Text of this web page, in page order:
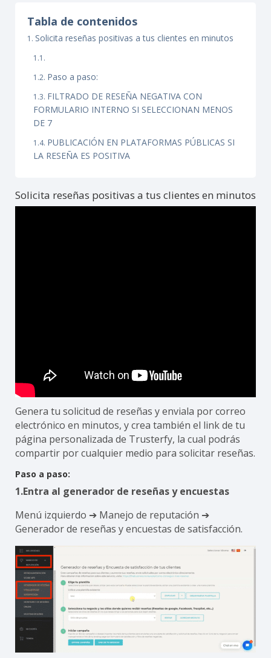
Tabla de contenidos
Solicita reseñas positivas a tus clientes en minutos
Paso a paso:
FILTRADO DE RESEÑA NEGATIVA CON
FORMULARIO INTERNO SI SELECCIONAN MENOS
DE 7
PUBLICACIÓN EN PLATAFORMAS PÚBLICAS SI
LA RESEÑA ES POSITIVA
Solicita reseñas positivas a tus clientes en minutos
Genera tu solicitud de reseñas y enviala por correo
electrónico en minutos, y crea también el link de tu
página personalizada de Trusterfy, la cual podrás
compartir por cualquier medio para solicitar reseñas.
Paso a paso:
1.Entra al generador de reseñas y encuestas
Menú izquierdo ➔ Manejo de reputación ➔
Generador de reseñas y encuestas de satisfacción.